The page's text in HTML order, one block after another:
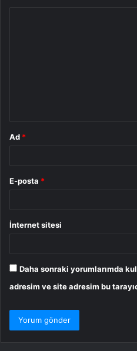
Ad *
E-posta *
İnternet sitesi
Daha sonraki yorumlarımda
adresim ve site adresim bu